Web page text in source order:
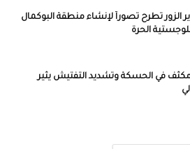
الزور تطرح تصوراً لإنشاء منطقة البوكمال
الحرة
مكثف في الحسكة وتشديد التفتيش يثير